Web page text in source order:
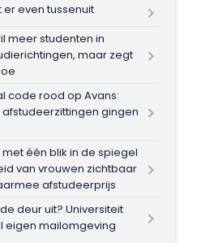
er even tussenuit
meer studenten in
maar zegt
code rood op Avans:
gingen
één blik in de spiegel
van vrouwen zichtbaar
afstudeerprijs
deur uit? Universiteit
eigen mailomgeving